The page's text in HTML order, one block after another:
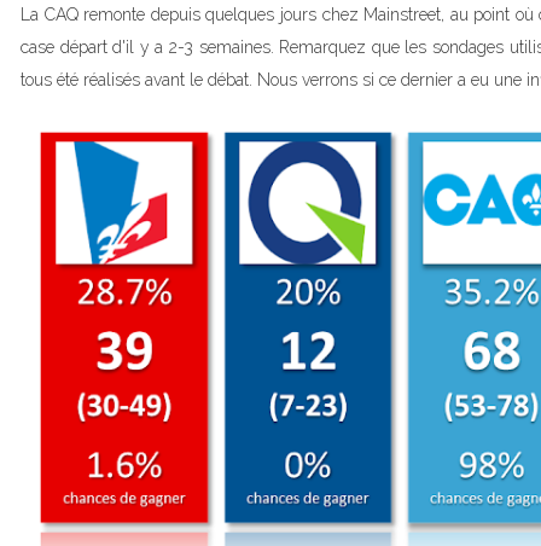
La CAQ remonte depuis quelques jours chez Mainstreet, au point
case départ d'il y a 2-3 semaines. Remarquez que les sondages
tous été réalisés avant le débat. Nous verrons si ce dernier a eu une